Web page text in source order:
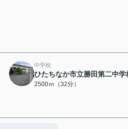
中学校
ひたちなか市立勝田第二中学
2500ｍ（32分）